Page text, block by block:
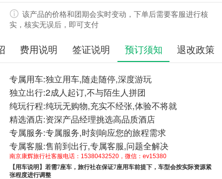
该产品的价格和团期会实时变动，下单后需要客服进行核
实，核实无误后，即可支付
费用说明 签证说明 预订须知 退改政策
专属用车:独立用车,随走随停,深度游玩
独立出行:2成人起订,不与陌生人拼团
纯玩行程:纯玩无购物,充实不经张,体验不将就
精选酒店:资深产品经理挑选高品质酒店
专属服务:专属服务,时刻响应您的旅程需求
专属客服:售前到出行,专属客服,问题全解决
南京康辉旅行社客服电话：15380432520，微信：ev15380
【用车说明】若需7座车，旅行社在保证7座用车前提下，车型会按实际资源紧
张程度进行调整